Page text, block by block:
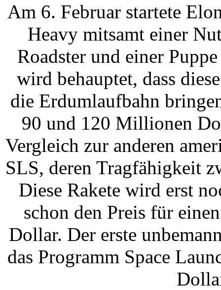
Am 6. Februar startete
Heavy mitsamt einer
Roadster und einer
wird behauptet, dass
die Erdumlaufbahn
90 und 120 Millionen
Vergleich zur anderen
SLS, deren Tragfähigkeit
Diese Rakete wird erst
schon den Preis für
Dollar. Der erste
das Programm Space